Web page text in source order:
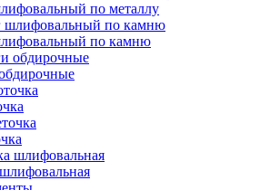
по металлу
по камню